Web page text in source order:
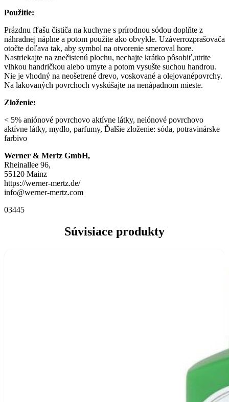
Použitie:
Prázdnu fľašu čističa na kuchyne s prírodnou sódou doplňte z
náhradnej náplne a potom použite ako obvykle. Uzáverrozprašovača
otočte doľava tak, aby symbol na otvorenie smeroval hore.
Nastriekajte na znečistenú plochu, nechajte krátko pôsobiť,utrite
vlhkou handričkou alebo umyte a potom vysušte suchou handrou.
Nie je vhodný na neošetrené drevo, voskované a olejovanépovrchy.
Na lakovaných povrchoch vyskúšajte na nenápadnom mieste.
Zloženie:
< 5% aniónové povrchovo aktívne látky, neiónové povrchovo
aktívne látky, mydlo, parfumy, Ďalšie zloženie: sóda, potravinárske
farbivo
Werner & Mertz GmbH,
Rheinallee 96,
55120 Mainz
https://werner-mertz.de/
info@werner-mertz.com
03445
Súvisiace produkty